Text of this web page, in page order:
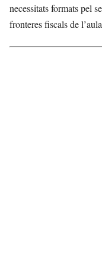
necessitats formats pel
fronteres fiscals de